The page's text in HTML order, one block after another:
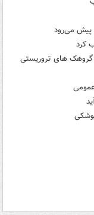
پیش می‌رود
کرد